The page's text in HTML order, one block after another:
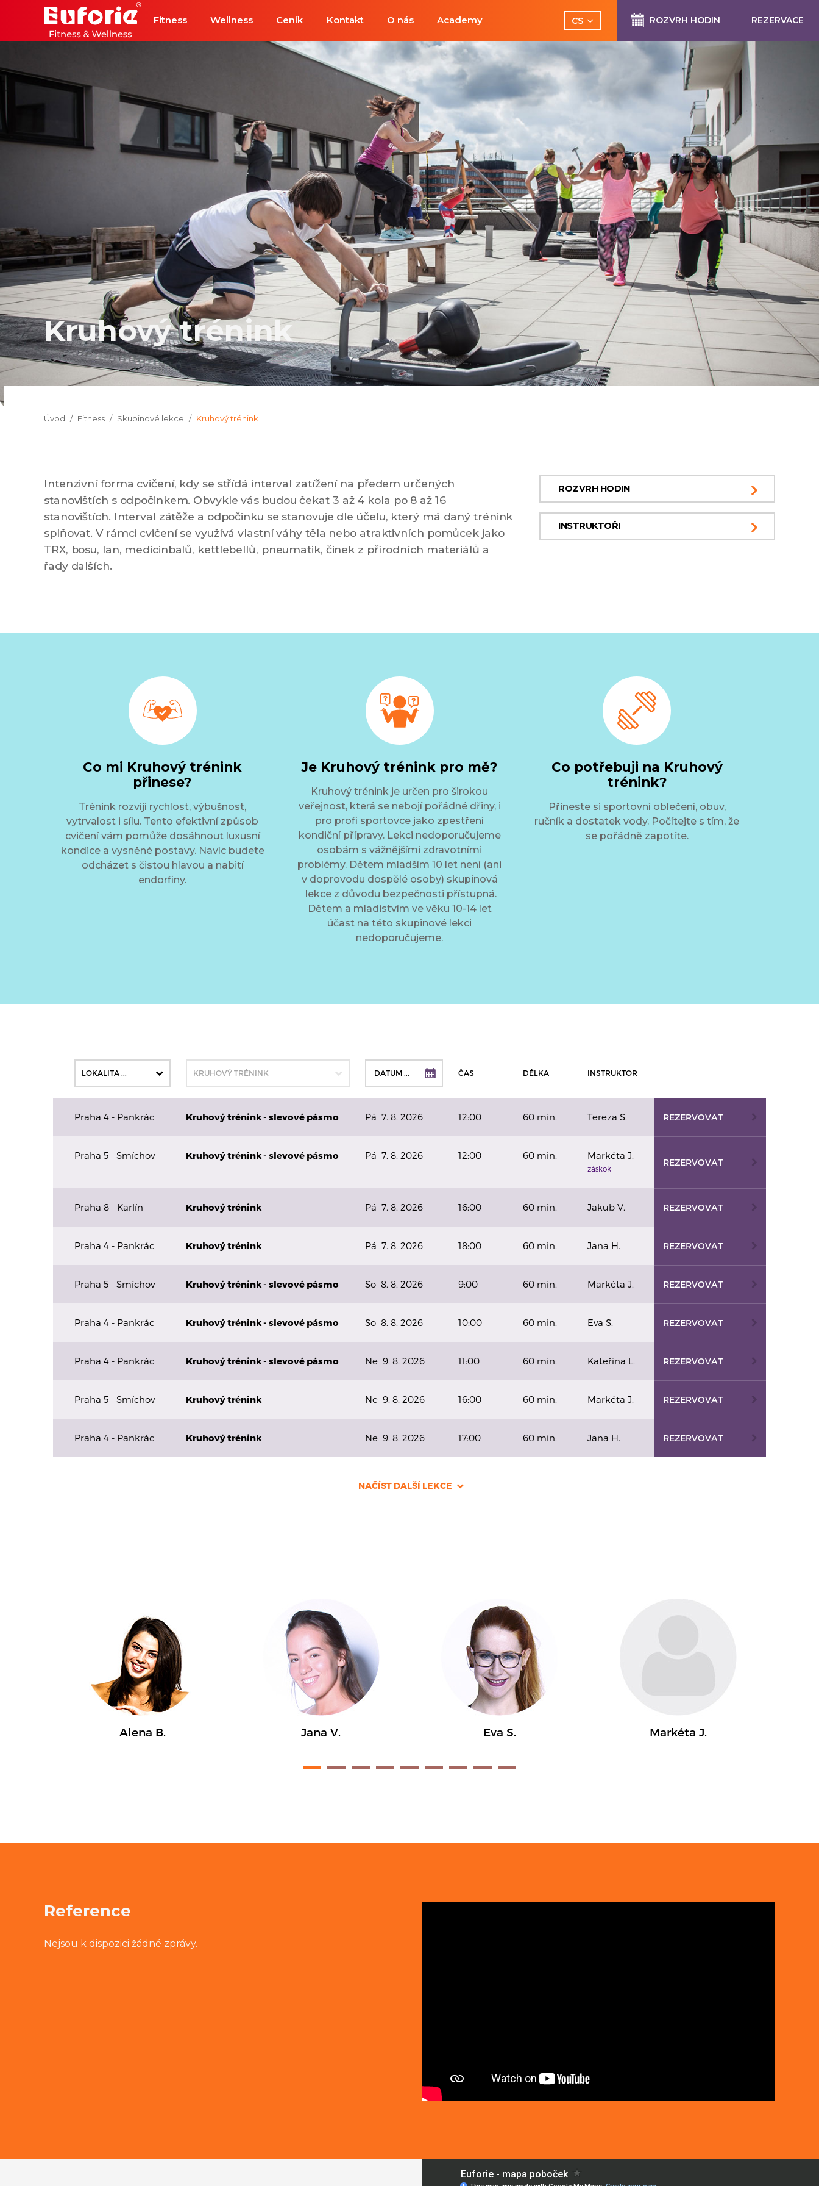
Přeskočit na hlavní obsah
Fitness
Wellness Ceník Kontakt O nás Academy
CS
EN
ROZVRH HODIN REZERVACE
Kruhový trénink
Jsi tady:
Úvod Fitness Skupinové lekce Kruhový trénink
Intenzivní forma cvičení, kdy se střídá interval zatížení na předem určených
stanovištích s odpočinkem. Obvykle vás budou čekat 3 až 4 kola po 8 až 16
stanovištích. Interval zátěže a odpočinku se stanovuje dle účelu, který má daný trénink
splňovat. V rámci cvičení se využívá vlastní váhy těla nebo atraktivních pomůcek jako
TRX, bosu, lan, medicinbalů, kettlebellů, pneumatik, činek z přírodních materiálů a
řady dalších.
ROZVRH HODIN
INSTRUKTOŘI
Co mi Kruhový trénink
přinese?
Trénink rozvíjí rychlost, výbušnost,
vytrvalost i sílu. Tento efektivní způsob
cvičení vám pomůže dosáhnout luxusní
kondice a vysněné postavy. Navíc budete
odcházet s čistou hlavou a nabití
endorfiny.
Je Kruhový trénink pro mě?
Kruhový trénink je určen pro širokou
veřejnost, která se nebojí pořádné dřiny, i
pro profi sportovce jako zpestření
kondiční přípravy. Lekci nedoporučujeme
osobám s vážnějšími zdravotními
problémy. Dětem mladším 10 let není (ani
v doprovodu dospělé osoby) skupinová
lekce z důvodu bezpečnosti přístupná.
Dětem a mladistvím ve věku 10-14 let
účast na této skupinové lekci
nedoporučujeme.
Co potřebuji na Kruhový
trénink?
Přineste si sportovní oblečení, obuv,
ručník a dostatek vody. Počítejte s tím, že
se pořádně zapotíte.
Reference
Nejsou k dispozici žádné zprávy.